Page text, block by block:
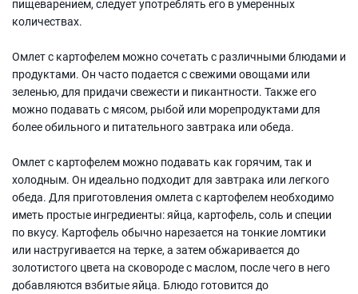
пищеварением, следует употреблять его в умеренных
количествах.
Омлет с картофелем можно сочетать с различными блюдами и
продуктами. Он часто подается с свежими овощами или
зеленью, для придачи свежести и пикантности. Также его
можно подавать с мясом, рыбой или морепродуктами для
более обильного и питательного завтрака или обеда.
Омлет с картофелем можно подавать как горячим, так и
холодным. Он идеально подходит для завтрака или легкого
обеда. Для приготовления омлета с картофелем необходимо
иметь простые ингредиенты: яйца, картофель, соль и специи
по вкусу. Картофель обычно нарезается на тонкие ломтики
или настругивается на терке, а затем обжаривается до
золотистого цвета на сковороде с маслом, после чего в него
добавляются взбитые яйца. Блюдо готовится до